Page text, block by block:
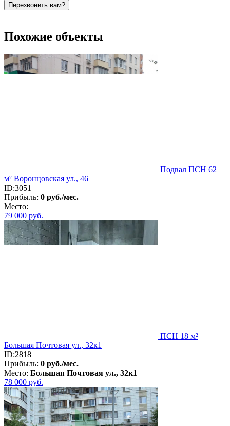
Перезвонить вам?
Похожие объекты
Подвал ПСН 62
м² Воронцовская ул., 46
ID:3051
Прибыль: 0 руб./мес.
Место:
79 000 руб.
ПСН 18 м²
Большая Почтовая ул., 32к1
ID:2818
Прибыль: 0 руб./мес.
Место: Большая Почтовая ул., 32к1
78 000 руб.